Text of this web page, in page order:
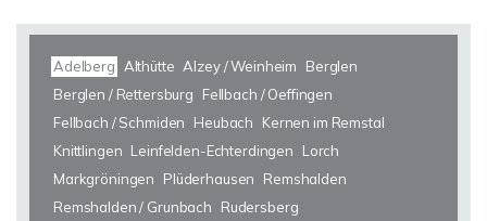
Adelberg Althütte Alzey / Weinheim
Berglen
Berglen / Rettersburg
Fellbach / Oeffingen
Fellbach / Schmiden
Heubach
Kernen im Remstal
Knittlingen Leinfelden-Echterdingen
Lorch
Markgröningen
Plüderhausen
Remshalden
Remshalden / Grunbach
Rudersberg